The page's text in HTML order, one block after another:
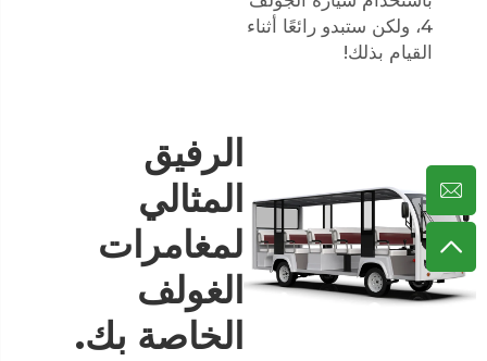
4، ولكن ستبدو رائعًا أثناء
القيام بذلك!
الرفيق
المثالي
لمغامرات
الغولف
الخاصة بك.